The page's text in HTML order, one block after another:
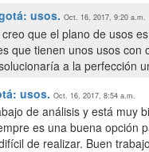
usos. Oct. 16, 2017, 9:20 a.m.
que el plano de usos
que tienen unos usos con
a la perfección
usos. Oct. 16, 2017, 8:54 a.m.
de análisis y está
es una buena
de realizar. Buen